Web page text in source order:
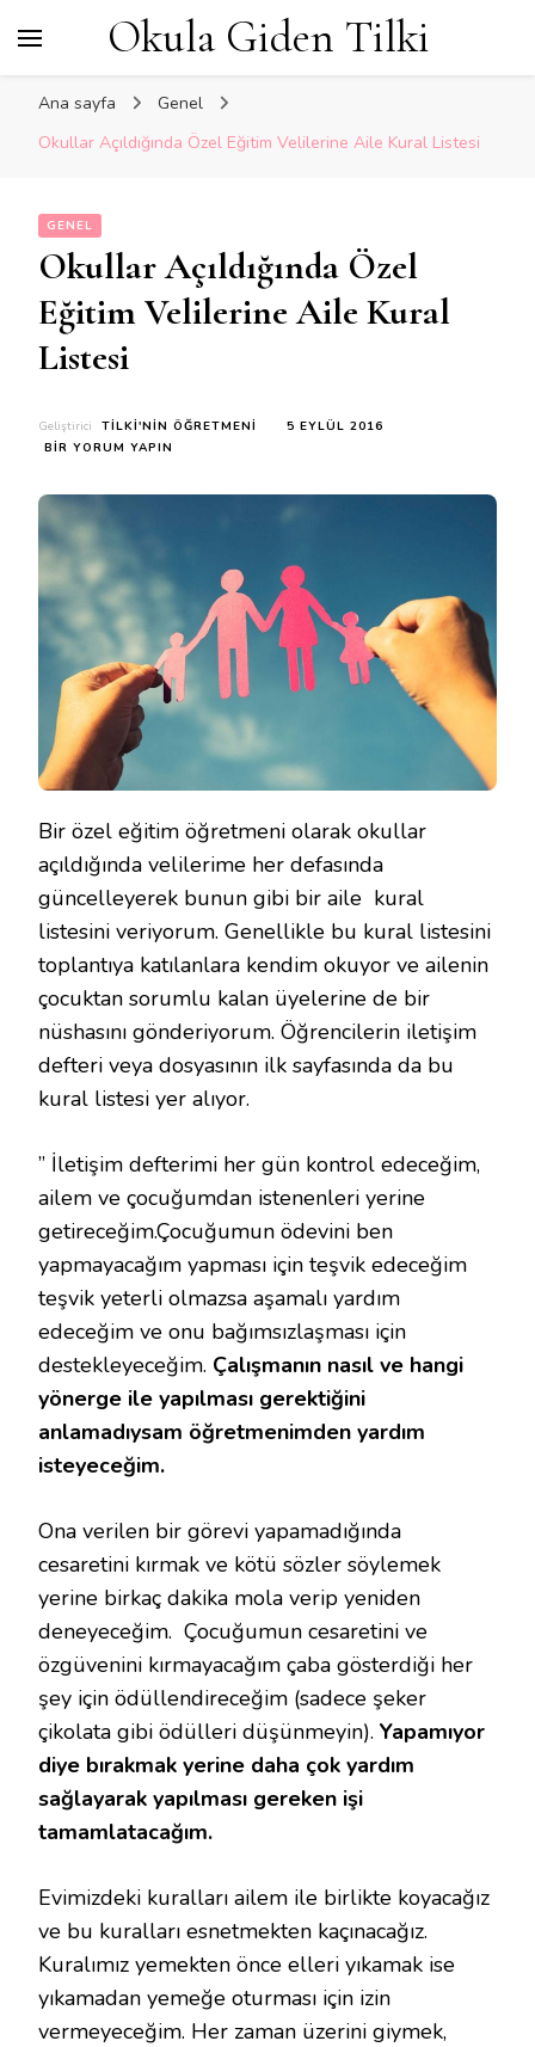
Okula Giden Tilki
Ana sayfa
Genel
Okullar Açıldığında Özel Eğitim Velilerine Aile Kural Listesi
GENEL
Okullar Açıldığında Özel
Eğitim Velilerine Aile Kural
Listesi
Geliştirici TILKI'NIN ÖĞRETMENI
5 EYLÜL 2016
OKULLAR
EĞITIM
VELILERINE
AILE
KURAL
LISTESI
IÇIN
BIR YORUM YAPIN
Bir özel eğitim öğretmeni olarak okullar
açıldığında velilerime her defasında
güncelleyerek bunun gibi bir aile kural
listesini veriyorum. Genellikle bu kural listesini
toplantıya katılanlara kendim okuyor ve ailenin
çocuktan sorumlu kalan üyelerine de bir
nüshasını gönderiyorum. Öğrencilerin iletişim
defteri veya dosyasının ilk sayfasında da bu
kural listesi yer alıyor.
” İletişim defterimi her gün kontrol edeceğim,
ailem ve çocuğumdan istenenleri yerine
getireceğim.Çocuğumun ödevini ben
yapmayacağım yapması için teşvik edeceğim
teşvik yeterli olmazsa aşamalı yardım
edeceğim ve onu bağımsızlaşması için
destekleyeceğim. Çalışmanın nasıl ve hangi
yönerge ile yapılması gerektiğini
anlamadıysam öğretmenimden yardım
isteyeceğim.
Ona verilen bir görevi yapamadığında
cesaretini kırmak ve kötü sözler söylemek
yerine birkaç dakika mola verip yeniden
deneyeceğim. Çocuğumun cesaretini ve
özgüvenini kırmayacağım çaba gösterdiği her
şey için ödüllendireceğim (sadece şeker
çikolata gibi ödülleri düşünmeyin). Yapamıyor
diye bırakmak yerine daha çok yardım
sağlayarak yapılması gereken işi
tamamlatacağım.
Evimizdeki kuralları ailem ile birlikte koyacağız
ve bu kuralları esnetmekten kaçınacağız.
Kuralımız yemekten önce elleri yıkamak ise
yıkamadan yemeğe oturması için izin
vermeyeceğim. Her zaman üzerini giymek,